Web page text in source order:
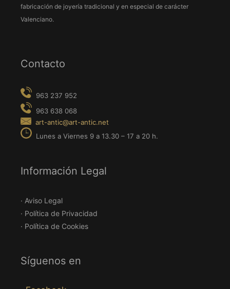
fabricación de joyería tradicional y en especial de carácter
Valenciano.
Contacto
Información Legal
· Aviso Legal
· Política de Privacidad
· Política de Cookies
Síguenos en